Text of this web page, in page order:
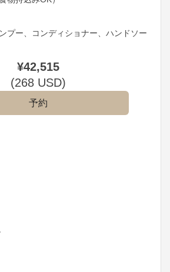
プー、コンディショナー、ハンドソー
¥42,515
(268 USD)